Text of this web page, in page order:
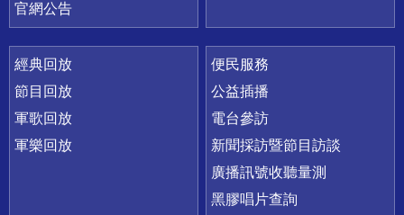
官網公告
經典回放
節目回放
軍歌回放
軍樂回放
便民服務
公益插播
電台參訪
新聞採訪暨節目訪談
廣播訊號收聽量測
黑膠唱片查詢